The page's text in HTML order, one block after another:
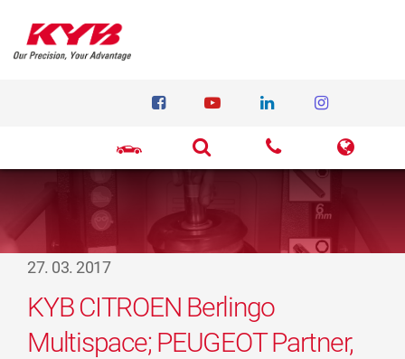
27. 03. 2017
KYB CITROEN Berlingo
Multispace; PEUGEOT Partner,